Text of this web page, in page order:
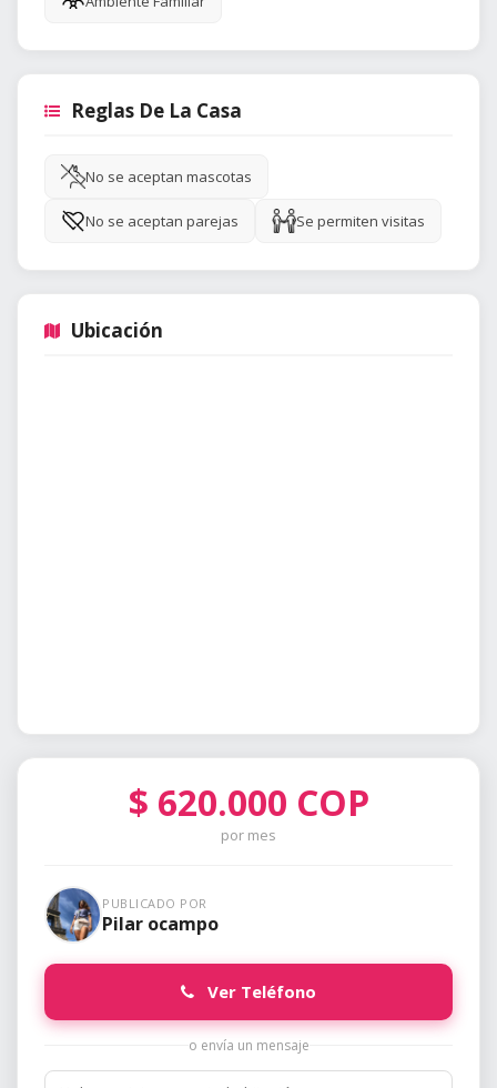
Reglas De La Casa
No se aceptan mascotas
No se aceptan parejas Se permiten visitas
Ubicación
$ 620.000 COP
por mes
PUBLICADO POR
Pilar ocampo
Ver Teléfono
o envía un mensaje